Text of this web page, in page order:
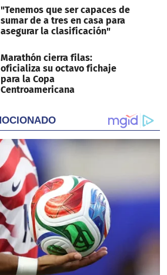
"Tenemos que ser capaces de
sumar de a tres en casa para
asegurar la clasificación"
Marathón cierra filas:
oficializa su octavo fichaje
para la Copa
Centroamericana